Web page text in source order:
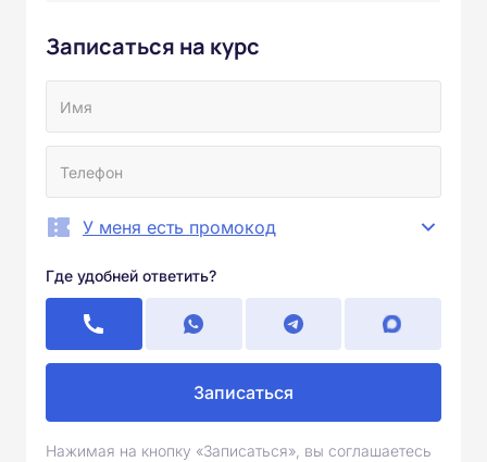
Записаться на курс
У меня есть промокод
Где удобней ответить?
Записаться
Нажимая на кнопку «Записаться», вы соглашаетесь